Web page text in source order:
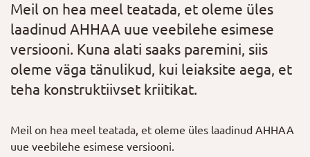
Meil on hea meel teatada, et oleme üles
laadinud AHHAA uue veebilehe esimese
versiooni. Kuna alati saaks paremini, siis
oleme väga tänulikud, kui leiaksite aega, et
teha konstruktiivset kriitikat.
Meil on hea meel teatada, et oleme üles laadinud AHHAA
uue veebilehe esimese versiooni.